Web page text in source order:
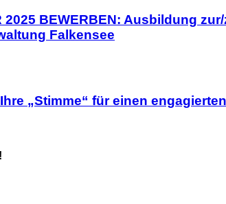
2025 BEWERBEN: Ausbildung
Falkensee
„Stimme“ für einen